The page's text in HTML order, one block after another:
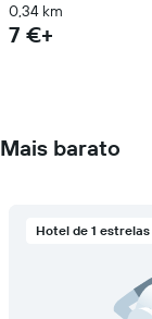
0,34 km
7 €+
Mais barato
Hotel de 1 estrelas